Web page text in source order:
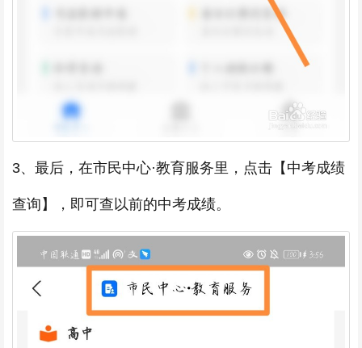
3、最后，在市民中心·教育服务里，点击【中考成绩
查询】，即可查以前的中考成绩。